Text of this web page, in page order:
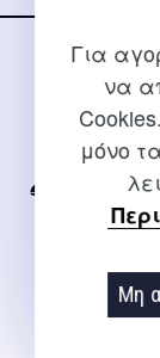
Για
να
μόνο
Μη
ΕΠΙΚΟΙΝΩΝΊΑ
Για
Internet
2310